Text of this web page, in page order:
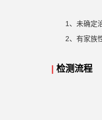
1、未确定
2、有家族
| 检测流程